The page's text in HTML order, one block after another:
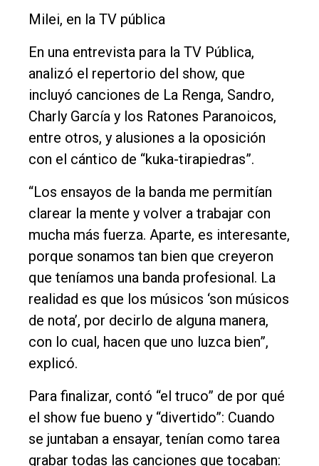
Milei, en la TV pública
En una entrevista para la TV Pública,
analizó el repertorio del show, que
incluyó canciones de La Renga, Sandro,
Charly García y los Ratones Paranoicos,
entre otros, y alusiones a la oposición
con el cántico de “kuka-tirapiedras”.
“Los ensayos de la banda me permitían
clarear la mente y volver a trabajar con
mucha más fuerza. Aparte, es interesante,
porque sonamos tan bien que creyeron
que teníamos una banda profesional. La
realidad es que los músicos ‘son músicos
de nota’, por decirlo de alguna manera,
con lo cual, hacen que uno luzca bien”,
explicó.
Para finalizar, contó “el truco” de por qué
el show fue bueno y “divertido”: Cuando
se juntaban a ensayar, tenían como tarea
grabar todas las canciones que tocaban: